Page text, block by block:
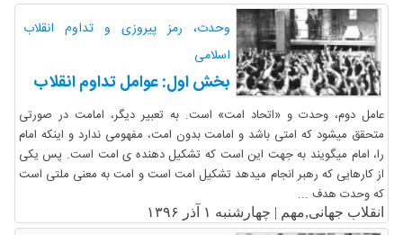
وحدت، رمز پیروزی و تداوم انقلاب
اسلامی
بخش اول: عوامل تداوم انقلاب
عامل دوم، وحدت و «اتحاد امت» است. به تعبیر دیگر، امامت در صورتی
متحقق میشود که امتی باشد و امامت بدون امت، مفهومی ندارد و اینکه امام
را، امام میگویند به جهت این است که تشکیل دهنده­ ی امت است. پس یکی
از کارهایی که رهبر انجام میدهد تشکیل امت است و امت به معنی ملتی است
که وحدت هدف ...
انقلاب جهانی,مهم | چهارشنبه ۱ آذر ۱۳۹۶